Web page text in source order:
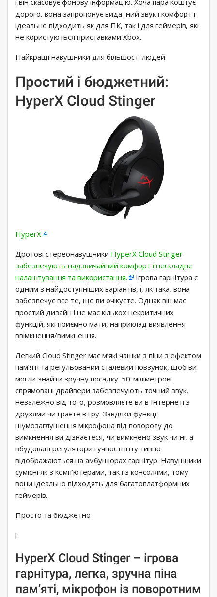
і він скасовує фонову інформацію. Хоча пара коштує
дорого, вона запропонує видатний звук і комфорт і
ідеально підходить як для ПК, так і для геймерів, які
не користуються приставками Xbox.
Найкращі навушники для більшості людей
Простий і бюджетний:
HyperX Cloud Stinger
HyperX
Дротові стереонавушники HyperX Cloud Stinger
забезпечують надзвичайний комфорт і нескладне
налаштування та використання.
Ігрова гарнітура є
одним з найдоступніших варіантів, і, як така, вона
забезпечує все те, що ви очікуєте. Однак він має
простий дизайн і не має кількох некритичних
функцій, які приємно мати, наприклад виявлення
ввімкнення/вимкнення.
Легкий Cloud Stinger має м’які чашки з піни з ефектом
пам’яті та регульований сталевий повзунок, щоб ви
могли знайти зручну посадку. 50-міліметрові
спрямовані драйвери забезпечують точний звук,
незалежно від того, розмовляєте ви в Інтернеті з
друзями чи граєте в гру. Завдяки функції
шумозаглушення мікрофона від повороту до
вимкнення ви дізнаєтеся, чи вимкнено звук чи ні, а
вбудовані регулятори гучності інтуїтивно
відображаються на амбушюрах гарнітур. Навушники
сумісні як з комп’ютерами, так і з консолями, тому
вони ідеально підходять для багатоплатформних
геймерів.
Просто та бюджетно
[
HyperX Cloud Stinger – ігрова
гарнітура, легка, зручна піна
пам’яті, мікрофон із поворотним